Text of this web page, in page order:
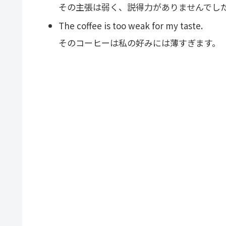
その主張は弱く、説得力がありませんでし
The coffee is too weak for my taste.
そのコーヒーは私の好みには薄すぎます。